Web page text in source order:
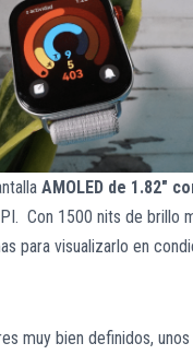
AMOLED de 1.82″
Con 1500 nits de brillo
para visualizarlo en
muy bien definidos,